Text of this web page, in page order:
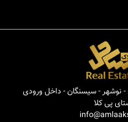
- نوشهر - سیسنگان - داخل ورودی
پی کلا